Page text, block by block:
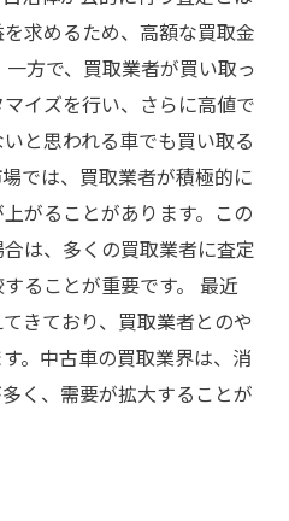
求めるため、高額な買取金
方で、買取業者が買い取っ
イズを行い、さらに高値で
と思われる車でも買い取る
では、買取業者が積極的に
がることがあります。この
は、多くの買取業者に査定
ることが重要です。 最近
きており、買取業者とのや
。中古車の買取業界は、消
く、需要が拡大することが